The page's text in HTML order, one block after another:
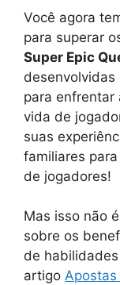
Você agora
para superar
Super Epic
para enfrentar
vida de
suas
familiares
de jogadores!
Mas isso não
sobre os
de
artigo Apostas